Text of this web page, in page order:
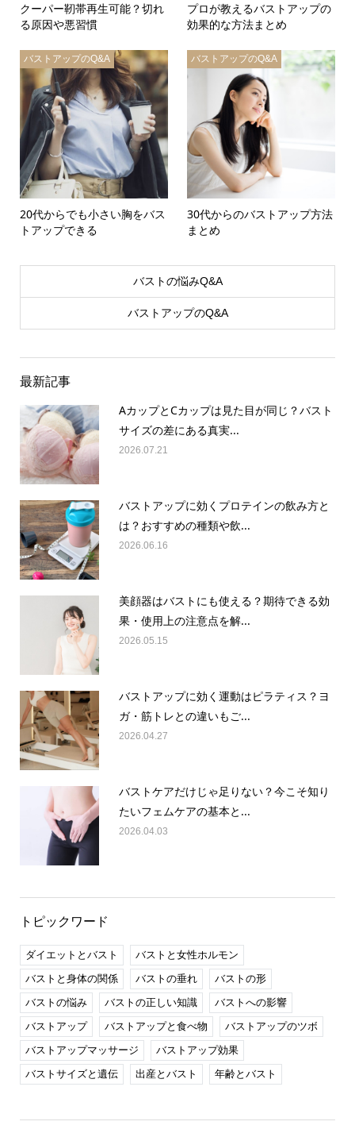
クーパー靭帯再生可能？切れ
る原因や悪習慣
プロが教えるバストアップの
効果的な方法まとめ
バストアップのQ&A
20代からでも小さい胸をバス
トアップできる
バストアップのQ&A
30代からのバストアップ方法
まとめ
バストの悩みQ&A
バストアップのQ&A
最新記事
AカップとCカップは見た目が同じ？バスト
サイズの差にある真実...
2026.07.21
バストアップに効くプロテインの飲み方と
は？おすすめの種類や飲...
2026.06.16
美顔器はバストにも使える？期待できる効
果・使用上の注意点を解...
2026.05.15
バストアップに効く運動はピラティス？ヨ
ガ・筋トレとの違いもご...
2026.04.27
バストケアだけじゃ足りない？今こそ知り
たいフェムケアの基本と...
2026.04.03
トピックワード
ダイエットとバスト
バストと女性ホルモン
バストと身体の関係
バストの垂れ
バストの形
バストの悩み
バストの正しい知識
バストへの影響
バストアップ
バストアップと食べ物
バストアップのツボ
バストアップマッサージ
バストアップ効果
バストサイズと遺伝
出産とバスト 年齢とバスト